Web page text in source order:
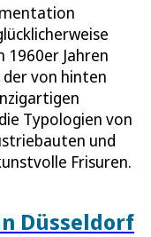
1960er Jahren
von hinten
Typologien von
und
Frisuren.
Düsseldorf